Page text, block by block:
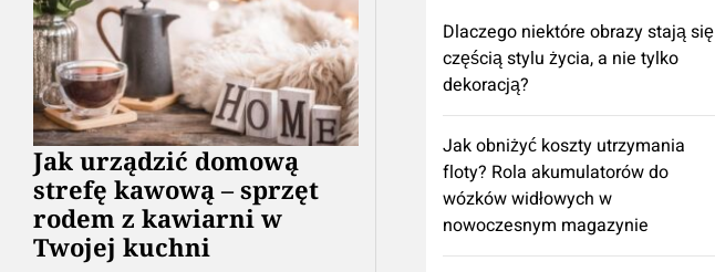
​Jak urządzić domową
strefę kawową – sprzęt
rodem z kawiarni w
Twojej kuchni
Dlaczego niektóre obrazy stają się
częścią stylu życia, a nie tylko
dekoracją?
Jak obniżyć koszty utrzymania
floty? Rola akumulatorów do
wózków widłowych w
nowoczesnym magazynie